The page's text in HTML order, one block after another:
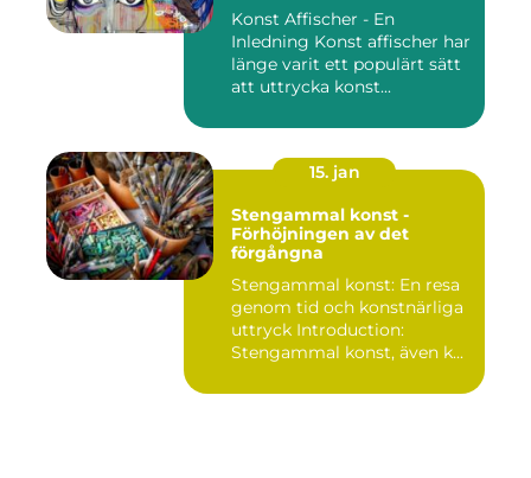
Konst Affischer - En
Inledning Konst affischer har
länge varit ett populärt sätt
att uttrycka konst...
15. jan
Stengammal konst -
Förhöjningen av det
förgångna
Stengammal konst: En resa
genom tid och konstnärliga
uttryck Introduction:
Stengammal konst, även k...